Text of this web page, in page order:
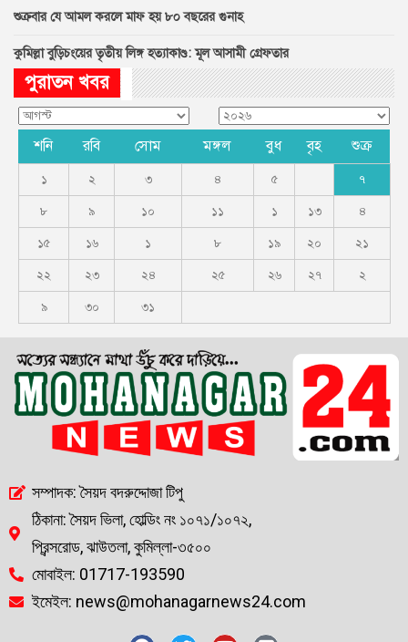
শুক্রবার যে আমল করলে মাফ হয় ৮০ বছরের গুনাহ
কুমিল্লা বুড়িচংয়ের তৃতীয় লিঙ্গ হত্যাকাণ্ড: মূল আসামী গ্রেফতার
পুরাতন খবর
শনি রবি সোম মঙ্গল বুধ বৃহ শুক্র
১ ২ ৩ ৪ ৫ ৭
৮ ৯ ১০ ১১ ১ ১৩ ৪
১৫ ১৬ ১ ৮ ১৯ ২০ ২১
২২ ২৩ ২৪ ২৫ ২৬ ২৭ ২
৯ ৩০ ৩১
সম্পাদক: সৈয়দ বদরুদ্দোজা টিপু
ঠিকানা: সৈয়দ ভিলা, হোল্ডিং নং ১০৭১/১০৭২,
প্রিন্সরোড, ঝাউতলা, কুমিল্লা-৩৫০০
মোবাইল: 01717-193590
ইমেইল: news@mohanagarnews24.com